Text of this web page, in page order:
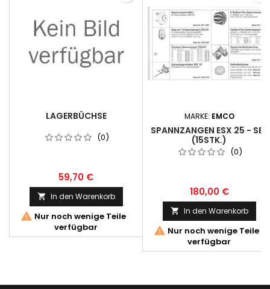
LAGERBÜCHSE
(0)
59,70 €
 In den Warenkorb
 Nur noch wenige Teile
verfügbar
MARKE: EMCO
SPANNZANGEN ESX 25 - SET
(15STK.)
(0)
180,00 €
 In den Warenkorb
 Nur noch wenige Teile
verfügbar